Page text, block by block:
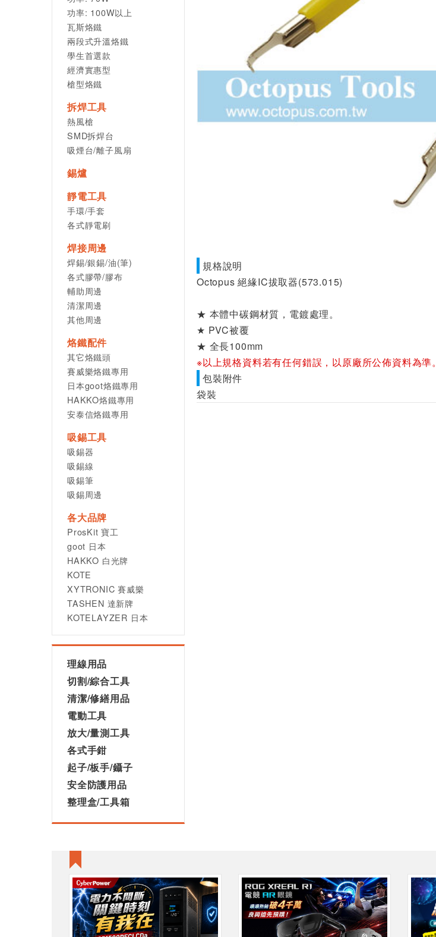
功率: 100W以上
瓦斯烙鐵
兩段式升溫烙鐵
學生首選款
經濟實惠型
槍型烙鐵
拆焊工具
熱風槍
SMD拆焊台
吸煙台/離子風扇
錫爐
靜電工具
手環/手套
各式靜電刷
焊接周邊
焊錫/銀錫/油(筆)
各式膠帶/膠布
輔助周邊
清潔周邊
其他周邊
烙鐵配件
其它烙鐵頭
賽威樂烙鐵專用
日本goot烙鐵專用
HAKKO烙鐵專用
安泰信烙鐵專用
吸錫工具
吸錫器
吸錫線
吸錫筆
吸錫周邊
各大品牌
ProsKit 寶工
goot 日本
HAKKO 白光牌
KOTE
XYTRONIC 賽威樂
TASHEN 達新牌
KOTELAYZER 日本
理線用品
切割/綜合工具
清潔/修繕用品
電動工具
放大/量測工具
各式手鉗
起子/板手/鑷子
安全防護用品
整理盒/工具箱
規格說明
Octopus 絕緣IC拔取器(573.015)
★ 本體中碳鋼材質，電鍍處理。
★ PVC被覆
★ 全長100mm
※以上規格資料若有任何錯誤，以原廠所公佈資料為準。
包裝附件
袋裝